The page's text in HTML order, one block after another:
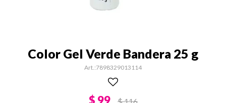
Color Gel Verde Bandera 25 g
7898329013114
$ 99